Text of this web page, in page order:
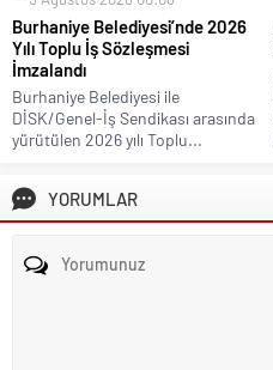
Burhaniye Belediyesi’nde 2026
Yılı Toplu İş Sözleşmesi
İmzalandı
Burhaniye Belediyesi ile
DİSK/Genel-İş Sendikası arasında
yürütülen 2026 yılı Toplu...
YORUMLAR